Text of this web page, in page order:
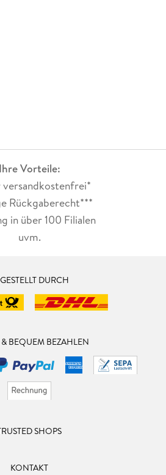
Ihre Vorteile:
versandkostenfrei*
Rückgaberecht***
in über 100 Filialen
uvm.
DURCH
BEQUEM BEZAHLEN
SHOPS
KONTAKT